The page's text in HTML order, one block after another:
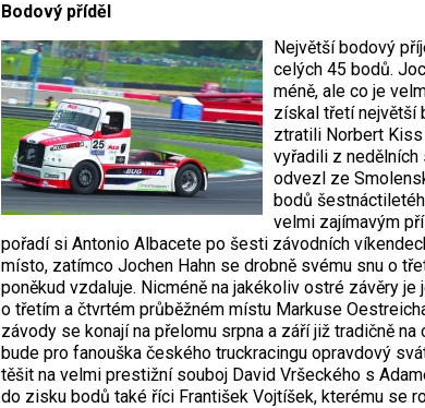
Bodový příděl
Největší bodový
celých 45 bodů.
méně, ale co je
získal třetí největší
ztratili Norbert Kiss
vyřadili z
odvezl ze
bodů
velmi zajímavým
pořadí si Antonio Albacete po šesti závodních
místo, zatímco Jochen Hahn se drobně svému snu o
poněkud vzdaluje. Nicméně na jakékoliv ostré závěry
o třetím a čtvrtém průběžném místu Markuse
závody se konají na přelomu srpna a září již tradičně
bude pro fanouška českého truckracingu opravdový
těšit na velmi prestižní souboj David Vršeckého s
do zisku bodů také říci František Vojtíšek, kterému se